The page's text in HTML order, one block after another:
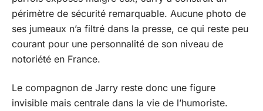
périmètre de sécurité remarquable. Aucune photo de
ses jumeaux n’a filtré dans la presse, ce qui reste peu
courant pour une personnalité de son niveau de
notoriété en France.
Le compagnon de Jarry reste donc une figure
invisible mais centrale dans la vie de l’humoriste.